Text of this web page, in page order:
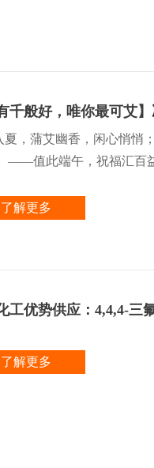
千般好，唯你最可艾
夏，蒲艾幽香，闲心悄悄
——值此端午，祝福汇百
了解更多
工优势供应：4,4,4-三
了解更多